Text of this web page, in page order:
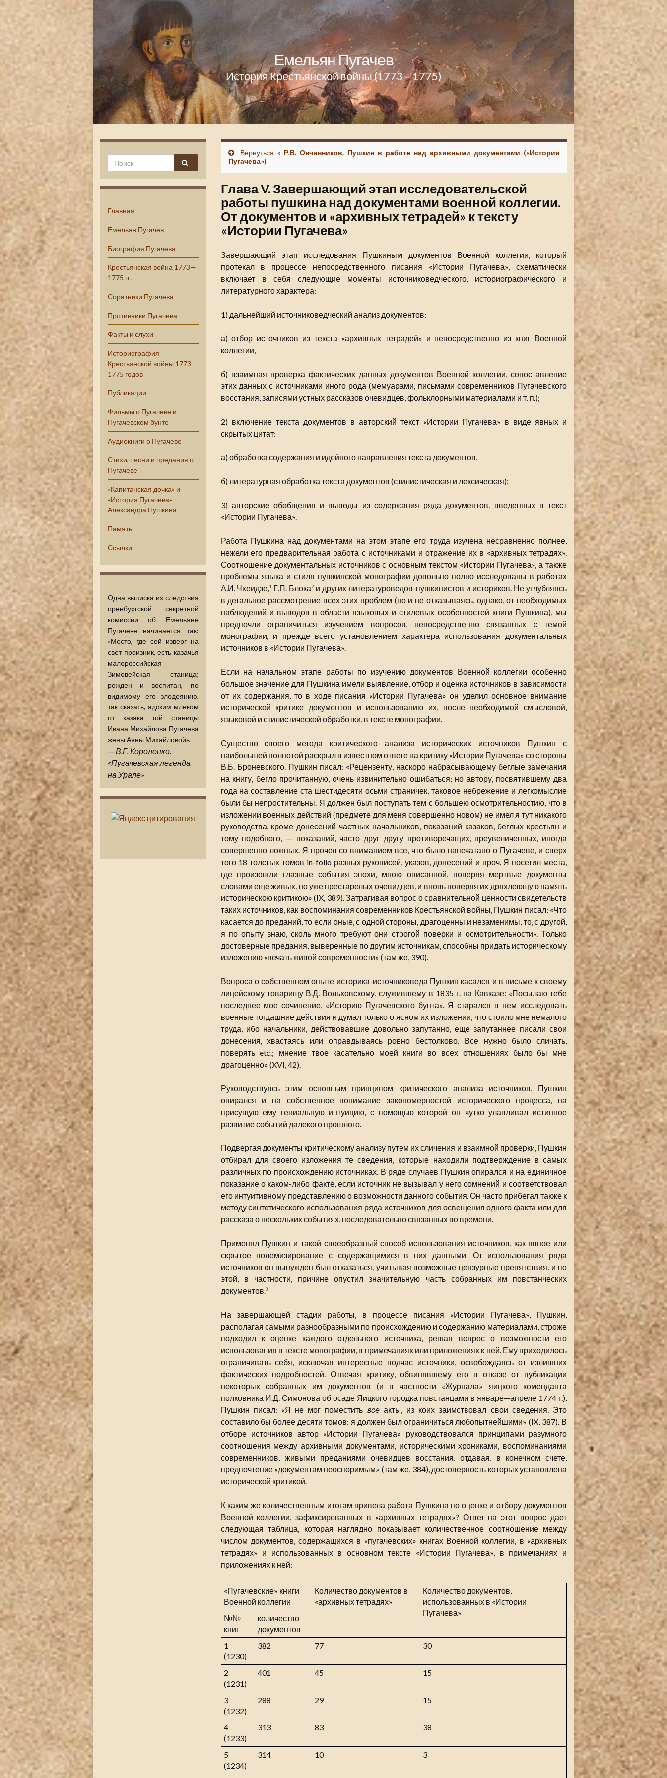
Емельян Пугачев
История Крестьянской войны (1773—1775)
Главная
Емельян Пугачев
Биография Пугачева
Крестьянская война 1773—
1775 гг.
Соратники Пугачева
Противники Пугачева
Факты и слухи
Историография
Крестьянской войны 1773—
1775 годов
Публикации
Фильмы о Пугачеве и
Пугачевском бунте
Аудиокниги о Пугачеве
Стихи, песни и предания о
Пугачеве
«Капитанская дочка» и
«История Пугачева»
Александра Пушкина
Память
Ссылки
Одна выписка из следствия
оренбургской секретной
комиссии об Емельяне
Пугачеве начинается так:
«Место, где сей изверг на
свет произник, есть казачья
малороссийская
Зимовейская станица;
рожден и воспитан, по
видимому его злодеянию,
так сказать, адским млеком
от казака той станицы
Ивана Михайлова Пугачева
жены Анны Михайловой».
— В.Г. Короленко.
«Пугачевская легенда
на Урале»
Вернуться к Р.В. Овчинников. Пушкин в работе над архивными документами («История
Пугачева»)
Глава V. Завершающий этап исследовательской
работы пушкина над документами военной коллегии.
От документов и «архивных тетрадей» к тексту
«Истории Пугачева»
Завершающий этап исследования Пушкиным документов Военной коллегии, который
протекал в процессе непосредственного писания «Истории Пугачева», схематически
включает в себя следующие моменты источниковедческого, историографического и
литературного характера:
1) дальнейший источниковедческий анализ документов:
а) отбор источников из текста «архивных тетрадей» и непосредственно из книг Военной
коллегии,
б) взаимная проверка фактических данных документов Военной коллегии, сопоставление
этих данных с источниками иного рода (мемуарами, письмами современников Пугачевского
восстания, записями устных рассказов очевидцев, фольклорными материалами и т. п.);
2) включение текста документов в авторский текст «Истории Пугачева» в виде явных и
скрытых цитат:
а) обработка содержания и идейного направления текста документов,
б) литературная обработка текста документов (стилистическая и лексическая);
3) авторские обобщения и выводы из содержания ряда документов, введенных в текст
«Истории Пугачева».
Работа Пушкина над документами на этом этапе его труда изучена несравненно полнее,
нежели его предварительная работа с источниками и отражение их в «архивных тетрадях».
Соотношение документальных источников с основным текстом «Истории Пугачева», а также
проблемы языка и стиля пушкинской монографии довольно полно исследованы в работах
А.И. Чхеидзе,1Г.П. Блока2 и других литературоведов-пушкинистов и историков. Не углубляясь
в детальное рассмотрение всех этих проблем (но и не отказываясь, однако, от необходимых
наблюдений и выводов в области языковых и стилевых особенностей книги Пушкина), мы
предпочли ограничиться изучением вопросов, непосредственно связанных с темой
монографии, и прежде всего установлением характера использования документальных
источников в «Истории Пугачева».
Если на начальном этапе работы по изучению документов Военной коллегии особенно
большое значение для Пушкина имели выявление, отбор и оценка источников в зависимости
от их содержания, то в ходе писания «Истории Пугачева» он уделил основное внимание
исторической критике документов и использованию их, после необходимой смысловой,
языковой и стилистической обработки, в тексте монографии.
Существо своего метода критического анализа исторических источников Пушкин с
наибольшей полнотой раскрыл в известном ответе на критику «Истории Пугачева» со стороны
В.Б. Броневского. Пушкин писал: «Рецензенту, наскоро набрасывающему беглые замечания
на книгу, бегло прочитанную, очень извинительно ошибаться; но автору, посвятившему два
года на составление ста шестидесяти осьми страничек, таковое небрежение и легкомыслие
были бы непростительны. Я должен был поступать тем с большею осмотрительностию, что в
изложении военных действий (предмете для меня совершенно новом) не имел я тут никакого
руководства, кроме донесений частных начальников, показаний казаков, беглых крестьян и
тому подобного, — показаний, часто друг другу противоречащих, преувеличенных, иногда
совершенно ложных. Я прочел со вниманием все, что было напечатано о Пугачеве, и сверх
того 18 толстых томов in-folio разных рукописей, указов, донесений и проч. Я посетил места,
где произошли глазные события эпохи, мною описанной, поверяя мертвые документы
словами еще живых, но уже престарелых очевидцев, и вновь поверяя их дряхлеющую память
историческою критикою» (IX, 389). Затрагивая вопрос о сравнительной ценности свидетельств
таких источников, как воспоминания современников Крестьянской войны, Пушкин писал: «Что
касается до преданий, то если оные, с одной стороны, драгоценны и незаменимы, то, с другой,
я по опыту знаю, сколь много требуют они строгой поверки и осмотрительности». Только
достоверные предания, выверенные по другим источникам, способны придать историческому
изложению «печать живой современности» (там же, 390).
Вопроса о собственном опыте историка-источниковеда Пушкин касался и в письме к своему
лицейскому товарищу В.Д. Вольховскому, служившему в 1835 г. на Кавказе: «Посылаю тебе
последнее мое сочинение, «Историю Пугачевского бунта». Я старался в нем исследовать
военные тогдашние действия и думал только о ясном их изложении, что стоило мне немалого
труда, ибо начальники, действовавшие довольно запутанно, еще запутаннее писали свои
донесения, хвастаясь или оправдываясь ровно бестолково. Все нужно было сличать,
поверять etc.; мнение твое касательно моей книги во всех отношениях было бы мне
драгоценно» (XVI, 42).
Руководствуясь этим основным принципом критического анализа источников, Пушкин
опирался и на собственное понимание закономерностей исторического процесса, на
присущую ему гениальную интуицию, с помощью которой он чутко улавливал истинное
развитие событий далекого прошлого.
Подвергая документы критическому анализу путем их сличения и взаимной проверки, Пушкин
отбирал для своего изложения те сведения, которые находили подтверждение в самых
различных по происхождению источниках. В ряде случаев Пушкин опирался и на единичное
показание о каком-либо факте, если источник не вызывал у него сомнений и соответствовал
его интуитивному представлению о возможности данного события. Он часто прибегал также к
методу синтетического использования ряда источников для освещения одного факта или для
рассказа о нескольких событиях, последовательно связанных во времени.
Применял Пушкин и такой своеобразный способ использования источников, как явное или
скрытое полемизирование с содержащимися в них данными. От использования ряда
источников он вынужден был отказаться, учитывая возможные цензурные препятствия, и по
этой, в частности, причине опустил значительную часть собранных им повстанческих
документов.3
На завершающей стадии работы, в процессе писания «Истории Пугачева», Пушкин,
располагая самыми разнообразными по происхождению и содержанию материалами, строже
подходил к оценке каждого отдельного источника, решая вопрос о возможности его
использования в тексте монографии, в примечаниях или приложениях к ней. Ему приходилось
ограничивать себя, исключая интересные подчас источники, освобождаясь от излишних
фактических подробностей. Отвечая критику, обвинявшему его в отказе от публикации
некоторых собранных им документов (и в частности «Журнала» яицкого коменданта
полковника И.Д. Симонова об осаде Яицкого городка повстанцами в январе—апреле 1774 г.),
Пушкин писал: «Я не мог поместить всеакты, из коих заимствовал свои сведения. Это
составило бы более десяти томов: я должен был ограничиться любопытнейшими» (IX, 387). В
отборе источников автор «Истории Пугачева» руководствовался принципами разумного
соотношения между архивными документами, историческими хрониками, воспоминаниями
современников, живыми преданиями очевидцев восстания, отдавая, в конечном счете,
предпочтение «документам неоспоримым» (там же, 384), достоверность которых установлена
исторической критикой.
К каким же количественным итогам привела работа Пушкина по оценке и отбору документов
Военной коллегии, зафиксированных в «архивных тетрадях»? Ответ на этот вопрос дает
следующая таблица, которая наглядно показывает количественное соотношение между
числом документов, содержащихся в «пугачевских» книгах Военной коллегии, в «архивных
тетрадях» и использованных в основном тексте «Истории Пугачева», в примечаниях и
приложениях к ней:
«Пугачевские» книги
Военной коллегии
Количество документов в
«архивных тетрадях»
Количество документов,
использованных в «Истории
Пугачева»
№№
книг
количество
документов
1
(1230)
382 77 30
2
(1231)
401 45 15
3
(1232)
288 29 15
4
(1233)
313 83 38
5
(1234)
314 10 3